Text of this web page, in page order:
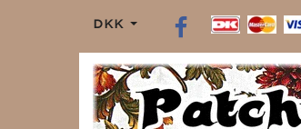
DKK